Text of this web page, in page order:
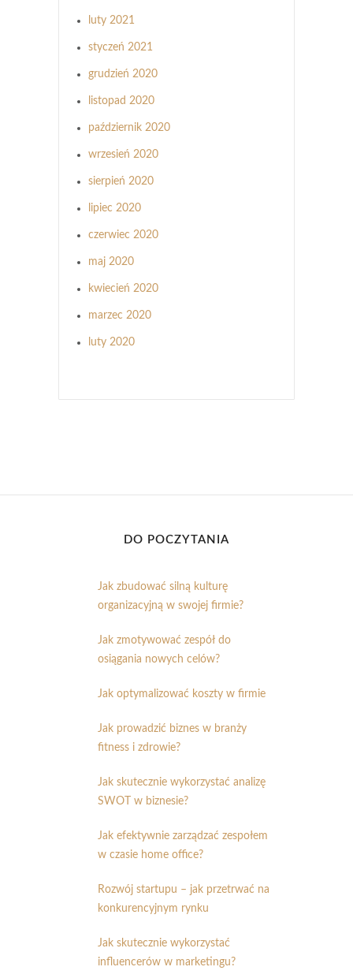
luty 2021
styczeń 2021
grudzień 2020
listopad 2020
październik 2020
wrzesień 2020
sierpień 2020
lipiec 2020
czerwiec 2020
maj 2020
kwiecień 2020
marzec 2020
luty 2020
DO POCZYTANIA
Jak zbudować silną kulturę
organizacyjną w swojej firmie?
Jak zmotywować zespół do
osiągania nowych celów?
Jak optymalizować koszty w firmie
Jak prowadzić biznes w branży
fitness i zdrowie?
Jak skutecznie wykorzystać analizę
SWOT w biznesie?
Jak efektywnie zarządzać zespołem
w czasie home office?
Rozwój startupu – jak przetrwać na
konkurencyjnym rynku
Jak skutecznie wykorzystać
influencerów w marketingu?